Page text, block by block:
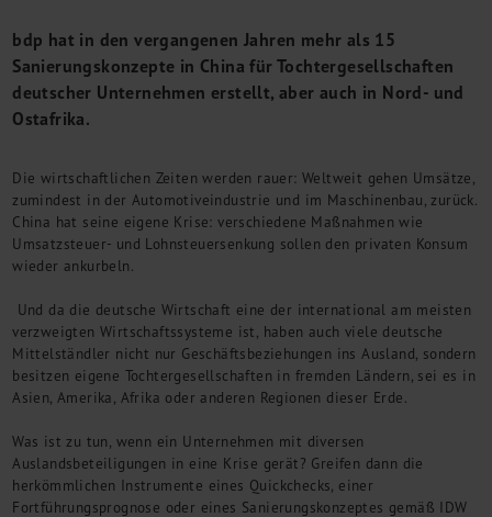
Management Consulting
Internationalisierung
China Consulting
Unternehmensgründung
Wirtschaftsprüfung
Steuerberatung
M&A Deutschland/China
Industrielle Dienstleistungen
Inbound Investments
Coaching
Team
Events
Karriere
Kontakt
bdp hat in den vergangenen Jahren mehr als 15
Sanierungskonzepte in China für Tochtergesellschaften
deutscher Unternehmen erstellt, aber auch in Nord- und
Ostafrika.
Die wirtschaftlichen Zeiten werden rauer: Weltweit gehen Umsätze,
zumindest in der Automotiveindustrie und im Maschinenbau, zurück.
China hat seine eigene Krise: verschiedene Maßnahmen wie
Umsatzsteuer- und Lohnsteuersenkung sollen den privaten Konsum
wieder ankurbeln.
Und da die deutsche Wirtschaft eine der international am meisten
verzweigten Wirtschaftssysteme ist, haben auch viele deutsche
Mittelständler nicht nur Geschäftsbeziehungen ins Ausland, sondern
besitzen eigene Tochtergesellschaften in fremden Ländern, sei es in
Asien, Amerika, Afrika oder anderen Regionen dieser Erde.
Was ist zu tun, wenn ein Unternehmen mit diversen
Auslandsbeteiligungen in eine Krise gerät? Greifen dann die
herkömmlichen Instrumente eines Quickchecks, einer
Fortführungsprognose oder eines Sanierungskonzeptes gemäß IDW